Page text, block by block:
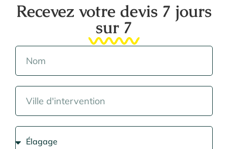
Recevez votre devis 7 jours
sur 7